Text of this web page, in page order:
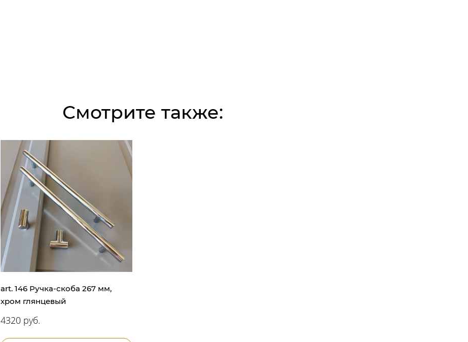
Смотрите также:
art. 146 Ручка-скоба 267 мм,
хром глянцевый
4320 руб.